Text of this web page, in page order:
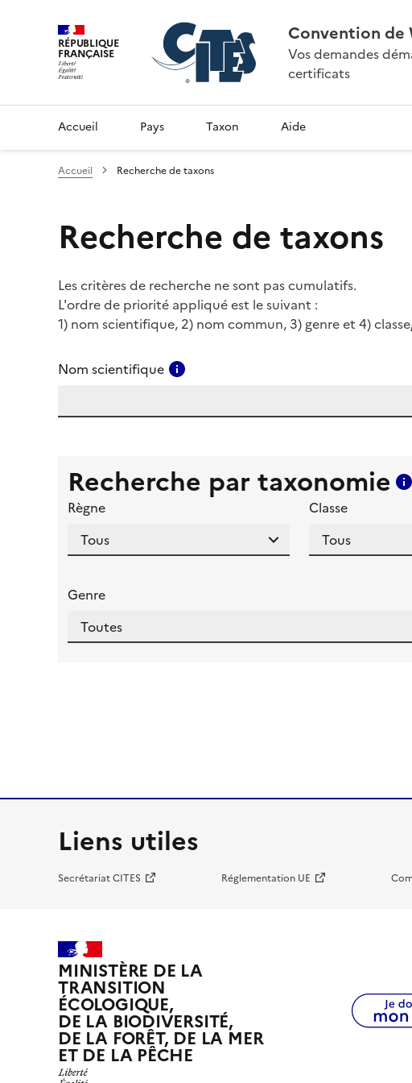
RÉPUBLIQUE
FRANÇAISE
Convention de
Vos demandes
certificats
Accueil Pays Taxon Aide
Accueil Recherche de taxons
Recherche de taxons
Les critères de recherche ne sont pas cumulatifs.
L'ordre de priorité appliqué est le suivant :
1) nom scientifique, 2) nom commun, 3) genre et 4)
Nom scientifique
Recherche par taxonomie
Règne
Classe
Genre
Liens utiles
Secrétariat CITES Réglementation UE
MINISTÈRE DE LA
TRANSITION
ÉCOLOGIQUE,
DE LA BIODIVERSITÉ,
DE LA FORÊT, DE LA MER
ET DE LA PÊCHE